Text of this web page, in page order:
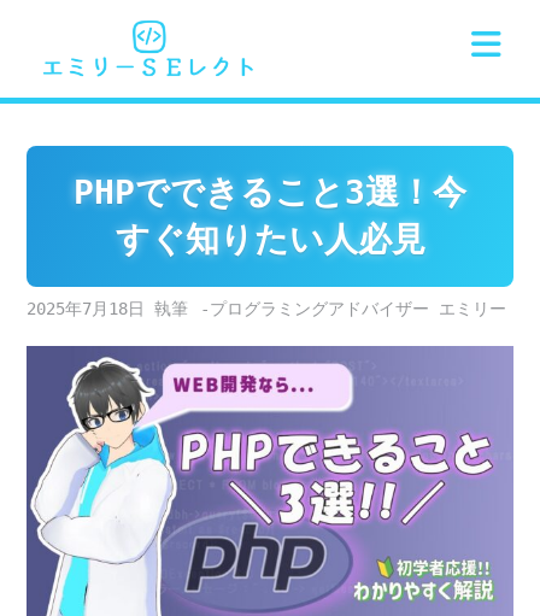
content
PHPでできること3選！今
すぐ知りたい人必見
2025年7月18日 -プログラミングアドバイザー エミリー